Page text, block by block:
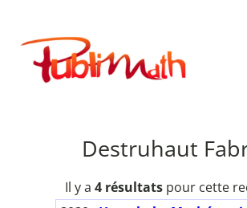
contenu
Publimath
Destruhaut
Il y a 4 résultats pour cette